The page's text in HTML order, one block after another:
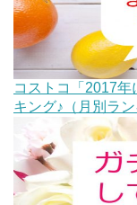
コストコ「2017
キング♪（月別ラン